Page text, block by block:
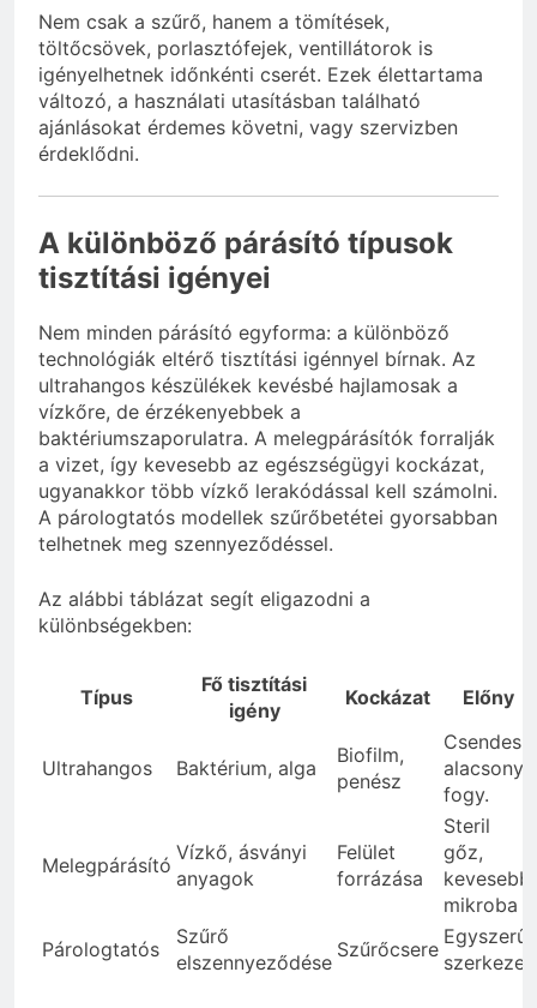
Nem csak a szűrő, hanem a tömítések,
töltőcsövek, porlasztófejek, ventillátorok is
igényelhetnek időnkénti cserét. Ezek élettartama
változó, a használati utasításban található
ajánlásokat érdemes követni, vagy szervizben
érdeklődni.
A különböző párásító típusok
tisztítási igényei
Nem minden párásító egyforma: a különböző
technológiák eltérő tisztítási igénnyel bírnak. Az
ultrahangos készülékek kevésbé hajlamosak a
vízkőre, de érzékenyebbek a
baktériumszaporulatra. A melegpárásítók forralják
a vizet, így kevesebb az egészségügyi kockázat,
ugyanakkor több vízkő lerakódással kell számolni.
A párologtatós modellek szűrőbetétei gyorsabban
telhetnek meg szennyeződéssel.
Az alábbi táblázat segít eligazodni a
különbségekben:
Típus
Fő tisztítási
igény
Kockázat Előny
Ultrahangos Baktérium, alga
Biofilm,
penész
Csendes,
alacsony
fogy.
Melegpárásító
Vízkő, ásványi
anyagok
Felület
forrázása
Steril
gőz,
kevesebb
mikroba
Párologtatós
Szűrő
elszennyeződése
Szűrőcsere
Egyszerű
szerkezet